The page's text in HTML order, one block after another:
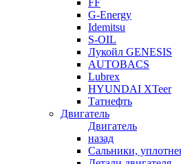
FF
G-Energy
Idemitsu
S-OIL
Лукойл GENESIS
AUTOBACS
Lubrex
HYUNDAI XTeer
Татнефть
Двигатель
Двигатель
назад
Сальники,